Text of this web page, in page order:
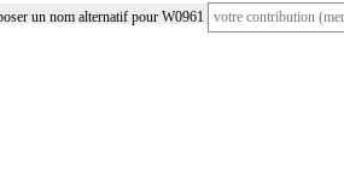
un nom alternatif pour W0961